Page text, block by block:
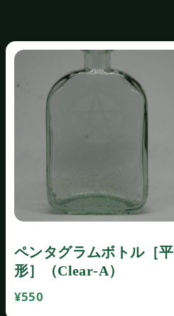
ペンタグラムボトル［平
形］（Clear‐A）
¥550